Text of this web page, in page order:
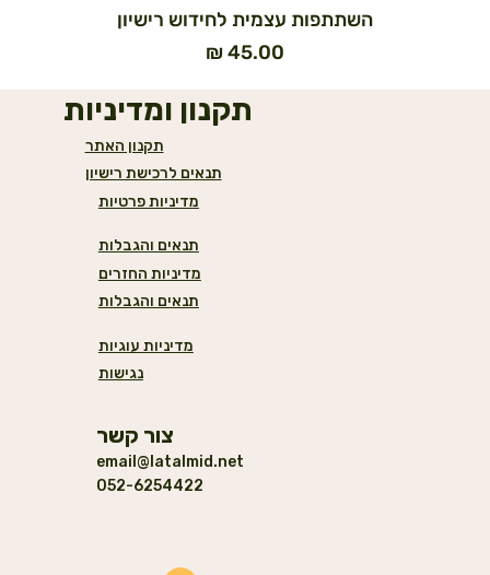
השתתפות עצמית לחידוש רישיון
מחיר
תקנון ומדיניות
תקנון האתר
תנאים לרכישת רישיון
מדיניות פרטיות
תנאים והגבלות
מדיניות החזרים
מדיניות עוגיות
נגישות
תנאים והגבלות
צור קשר
email@latalmid.net
052-6254422